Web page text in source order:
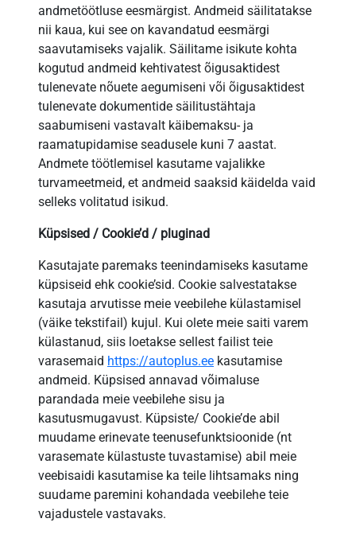
andmetöötluse eesmärgist. Andmeid säilitatakse
nii kaua, kui see on kavandatud eesmärgi
saavutamiseks vajalik. Säilitame isikute kohta
kogutud andmeid kehtivatest õigusaktidest
tulenevate nõuete aegumiseni või õigusaktidest
tulenevate dokumentide säilitustähtaja
saabumiseni vastavalt käibemaksu- ja
raamatupidamise seadusele kuni 7 aastat.
Andmete töötlemisel kasutame vajalikke
turvameetmeid, et andmeid saaksid käidelda vaid
selleks volitatud isikud.
Küpsised / Cookie’d / pluginad
Kasutajate paremaks teenindamiseks kasutame
küpsiseid ehk cookie’sid. Cookie salvestatakse
kasutaja arvutisse meie veebilehe külastamisel
(väike tekstifail) kujul. Kui olete meie saiti varem
külastanud, siis loetakse sellest failist teie
varasemaid https://autoplus.ee kasutamise
andmeid. Küpsised annavad võimaluse
parandada meie veebilehe sisu ja
kasutusmugavust. Küpsiste/ Cookie’de abil
muudame erinevate teenusefunktsioonide (nt
varasemate külastuste tuvastamise) abil meie
veebisaidi kasutamise ka teile lihtsamaks ning
suudame paremini kohandada veebilehe teie
vajadustele vastavaks.